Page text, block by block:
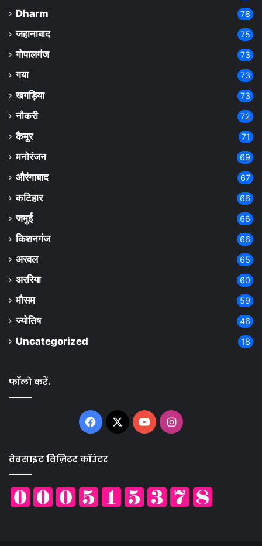
Dharm 78
जहानाबाद 75
गोपालगंज 73
गया 73
खगड़िया 73
नौकरी 72
कैमूर 71
मनोरंजन 69
औरंगाबाद 67
कटिहार 66
जमुई 66
किशनगंज 66
अरवल 65
अररिया 60
मौसम 59
ज्योतिष 46
Uncategorized 18
फॉलो करें.
Facebook
X YouTubeInstagram
वेबसाइट विज़िटर कॉउंटर